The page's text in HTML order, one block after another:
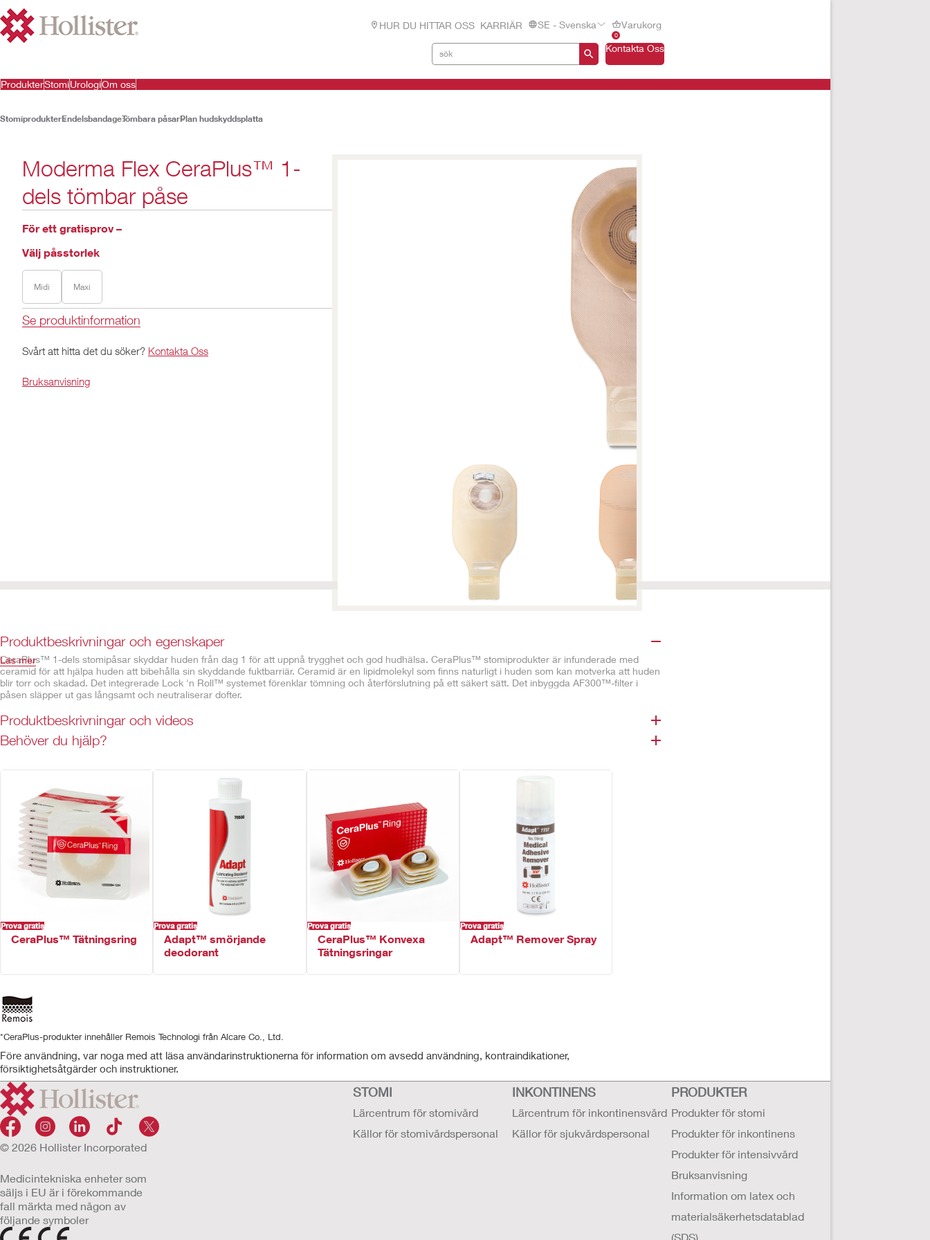
HUR DU HITTAR OSS KARRIÄR SE - Svenska
0
Varukorg
Kontakta Oss
ProdukterStomiUrologiOm oss
StomiprodukterEndelsbandageTömbara påsarPlan hudskyddsplatta
Moderma Flex CeraPlus™ 1-
dels tömbar påse
För ett gratisprov –
Välj påsstorlek
Midi Maxi
Se produktinformation
Svårt att hitta det du söker? Kontakta Oss
Bruksanvisning
Produktbeskrivningar och egenskaper
CeraPlus™ 1-dels stomipåsar skyddar huden från dag 1 för att uppnå trygghet och god hudhälsa. CeraPlus™ stomiprodukter är infunderade med
ceramid för att hjälpa huden att bibehålla sin skyddande fuktbarriär. Ceramid är en lipidmolekyl som finns naturligt i huden som kan motverka att huden
blir torr och skadad. Det integrerade Lock 'n Roll™ systemet förenklar tömning och återförslutning på ett säkert sätt. Det inbyggda AF300™-filter i
påsen släpper ut gas långsamt och neutraliserar dofter.
Egenskaper
CeraPlus™ plan hudskyddsplatta*
Integrerat Lock 'n Roll™ system
Beige med inspektionsfönster
Innehåller ej naturlig gummilatex
Läs mer
Produktbeskrivningar och videos
Behöver du hjälp?
Prova gratis
CeraPlus™ Tätningsring
Prova gratis
Adapt™ smörjande
deodorant
Prova gratis
CeraPlus™ Konvexa
Tätningsringar
Prova gratis
Adapt™ Remover Spray
*CeraPlus-produkter innehåller Remois Technologi från Alcare Co., Ltd.
Före användning, var noga med att läsa användarinstruktionerna för information om avsedd användning, kontraindikationer,
försiktighetsåtgärder och instruktioner.
© 2026 Hollister Incorporated
Medicintekniska enheter som
säljs i EU är i förekommande
fall märkta med någon av
följande symboler
STOMI
Lärcentrum för stomivård
Källor för stomivårdspersonal
INKONTINENS
Lärcentrum för inkontinensvård
Källor för sjukvårdspersonal
PRODUKTER
Produkter för stomi
Produkter för inkontinens
Produkter för intensivvård
Bruksanvisning
Information om latex och
materialsäkerhetsdatablad
(SDS)